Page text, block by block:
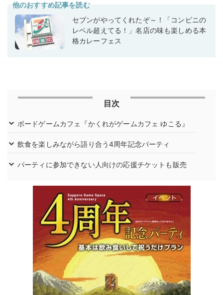
他のおすすめ記事を読む
セブンがやってくれたぞ～！「コンビニの
レベル超えてる！」名店の味も楽しめる本
格カレーフェス
目次
ボードゲームカフェ『かくれがゲームカフェ ゆこる』
飲食を楽しみながら語り合う4周年記念パーティ
パーティに参加できない人向けの応援チケットも販売